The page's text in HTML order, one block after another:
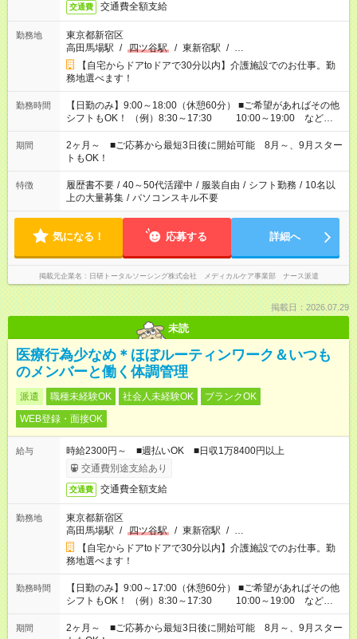
交通費 交通費全額支給
勤務地
東京都新宿区
高田馬場駅 / 四ツ谷駅 / 東新宿駅 / …
【自宅からドアtoドアで30分以内】介護施設でのお仕事。勤
務地選べます！
勤務時間
【日勤のみ】9:00～18:00（休憩60分） ■ご希望があればその他
シフトもOK！ （例）8:30～17:30 10:00～19:00 など
「家族とお休みを合わせたい」 「できれば残業はしたくない」
など、あなたのご希望に沿ったお仕事をご紹介します！ ※Wワ
ーク希望の方へ 今ご覧のお仕事で希望する勤務時間と、もう1つ
のお仕事の勤務時間。 合計で週40時間を超える場合は応募でき
ません
期間
2ヶ月～ ■ご応募から最短3日後に開始可能 8月～、9月スター
トもOK！
特徴 履歴書不要 / 40～50代活躍中 / 服装自由 / シフト勤務 / 10名以
上の大量募集 / パソコンスキル不要
気になる！ 応募する 詳細へ
掲載元企業名 日研トータルソーシング株式会社 メディカルケア事業部 ナース派遣
掲載日：2026.07.29
未読
医療行為少なめ＊ほぼルーティンワーク＆いつも
のメンバーと働く体調管理
派遣 職種未経験OK 社会人未経験OK
ブランクOK
WEB登録・面接OK
給与
時給2300円～ ■週払いOK ■日収1万8400円以上
交通費別途支給あり
交通費 交通費全額支給
勤務地
東京都新宿区
高田馬場駅 / 四ツ谷駅 / 東新宿駅 / …
【自宅からドアtoドアで30分以内】介護施設でのお仕事。勤
務地選べます！
勤務時間
【日勤のみ】9:00～17:00（休憩60分） ■ご希望があればその他
シフトもOK！ （例）8:30～17:30 10:00～19:00 など
「家族とお休みを合わせたい」 「できれば残業はしたくない」
など、あなたのご希望に沿ったお仕事をご紹介します！ ※Wワ
期間
2ヶ月～ ■ご応募から最短3日後に開始可能 8月～、9月スター